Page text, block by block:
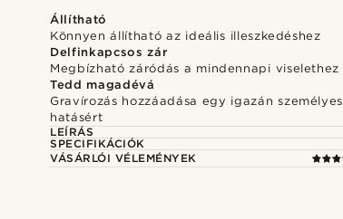
Állítható
Könnyen állítható az ideális illeszkedéshez
Delfinkapcsos zár
Megbízható záródás a mindennapi viselethez
Tedd magadévá
Gravírozás hozzáadása egy igazán személyes
hatásért
LEÍRÁS
SPECIFIKÁCIÓK
VÁSÁRLÓI VÉLEMÉNYEK